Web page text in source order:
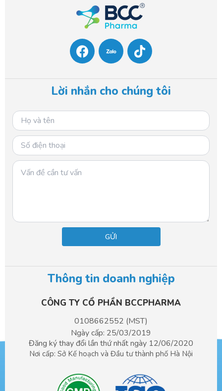
F
a
c
b
o
o
T
i
k
o
k
Lời nhắn cho chúng tôi
Thông tin doanh nghiệp
CÔNG TY CỔ PHẦN BCCPHARMA​
0108662552 (MST)
Ngày cấp: 25/03/2019
Đăng ký thay đổi lần thứ nhất ngày 12/06/2020
Nơi cấp: Sở Kế hoạch và Đầu tưthành phố Hà Nội